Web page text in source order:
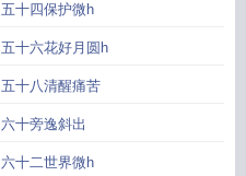
五十四保护微h
五十六花好月圆h
五十八清醒痛苦
六十旁逸斜出
六十二世界微h